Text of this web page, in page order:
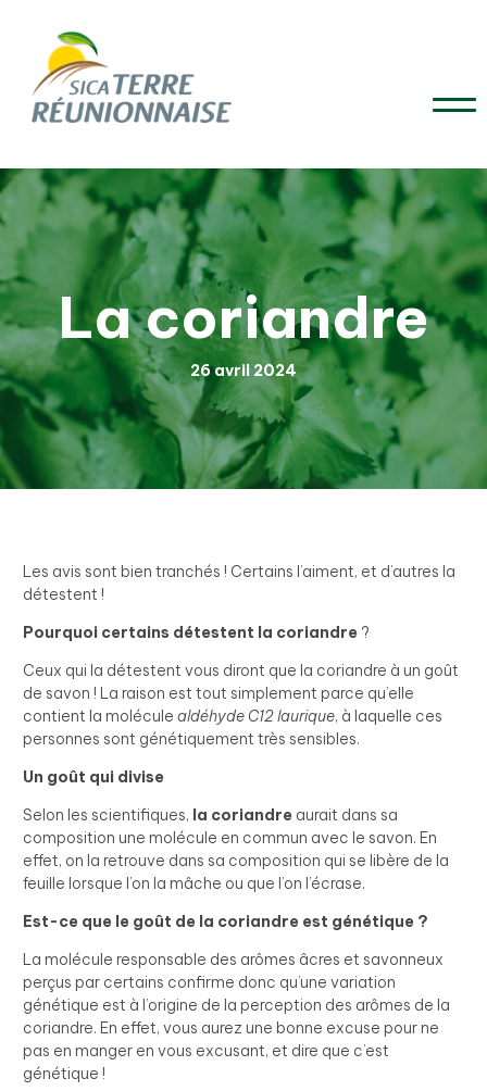
La coriandre
26 avril 2024
Les avis sont bien tranchés ! Certains l’aiment, et d’autres la
détestent !
Pourquoi certains détestent la coriandre ?
Ceux qui la détestent vous diront que la coriandre à un goût
de savon ! La raison est tout simplement parce qu’elle
contient la molécule aldéhyde C12 laurique, à laquelle ces
personnes sont génétiquement très sensibles.
Un goût qui divise
Selon les scientifiques, la coriandre aurait dans sa
composition une molécule en commun avec le savon. En
effet, on la retrouve dans sa composition qui se libère de la
feuille lorsque l’on la mâche ou que l’on l’écrase.
Est-ce que le goût de la coriandre est génétique ?
La molécule responsable des arômes âcres et savonneux
perçus par certains confirme donc qu’une variation
génétique est à l’origine de la perception des arômes de la
coriandre. En effet, vous aurez une bonne excuse pour ne
pas en manger en vous excusant, et dire que c’est
génétique !